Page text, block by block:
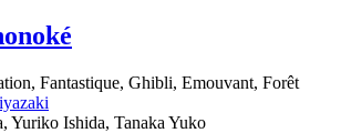
Fantastique, Ghibli, Emouvant, Forêt
Yuriko Ishida, Tanaka Yuko